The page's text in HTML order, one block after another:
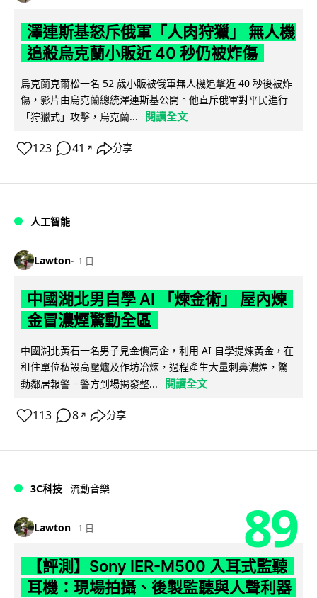
澤連斯基怒斥俄軍「人肉狩獵」 無人機
追殺烏克蘭小販近 40 秒仍被炸傷
烏克蘭克爾松一名 52 歲小販被俄軍無人機追擊近 40 秒後被炸
傷，影片由烏克蘭總統澤連斯基公開。他直斥俄軍對平民進行
「狩獵式」攻擊，烏克蘭...
閱讀全文
123 41 ↗ 分享
人工智能
Lawton 1 日
中國湖北男自學 AI 「煉金術」 屋內煉
金冒濃煙驚動全區
中國湖北黃石一名男子見金價高企，利用 AI 自學提煉黃金，在
租住單位私設高壓爐及作坊冶煉，過程產生大量刺鼻濃煙，驚
動鄰居報警。警方到場揭發整...
閱讀全文
113 8 ↗ 分享
3C科技 流動音樂
Lawton 1 日 89
【評測】Sony IER-M500 入耳式監聽
耳機：現場拍攝、後製監聽與人聲利器